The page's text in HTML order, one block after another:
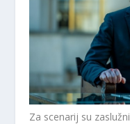
Za scenarij su